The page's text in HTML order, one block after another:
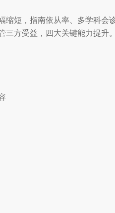
缩短，指南依从率、多学科会
三方受益，四大关键能力提升